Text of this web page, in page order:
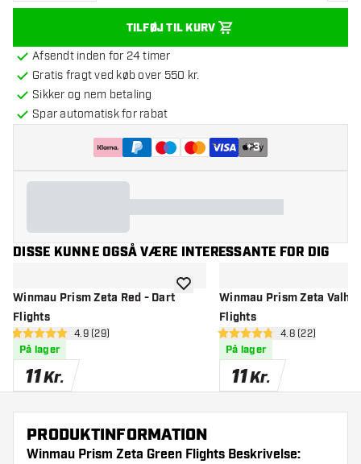
TILFØJ TIL KURV
Afsendt inden for 24 timer
Gratis fragt ved køb over 550 kr.
Sikker og nem betaling
Spar automatisk for rabat
+3
DISSE KUNNE OGSÅ VÆRE INTERESSANTE FOR DIG
Winmau Prism Zeta Red - Dart
Flights
åbn anmeldelsespanel
4.9 bedømmelsesstjerner
4.9 (29)
På lager
11Kr.
tilføje til ønskeliste
Winmau Prism Zeta
Flights
åbn
4.8 bedømmelsesstjerner
4.8 (22)
På lager
11Kr.
PRODUKTINFORMATION
Winmau Prism Zeta Green Flights Beskrivelse: